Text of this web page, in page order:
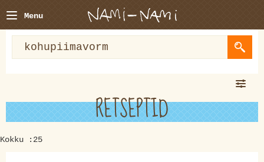
Menu
RETSEPTID
Kokku :25